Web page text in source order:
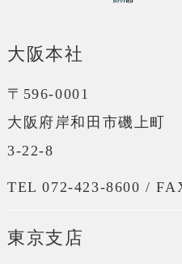
大阪本社
〒596-0001
大阪府岸和田市磯上町
3-22-8
TEL 072-423-8600 /
東京支店